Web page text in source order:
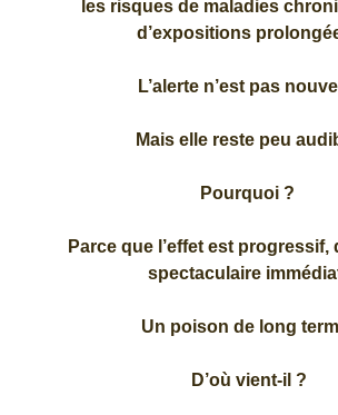
les risques de maladies
d’expositions
L’alerte n’est pas
Mais elle reste peu
Pourquoi ?
Parce que l’effet est progressif,
spectaculaire
Un poison de long
D’où vient-il ?